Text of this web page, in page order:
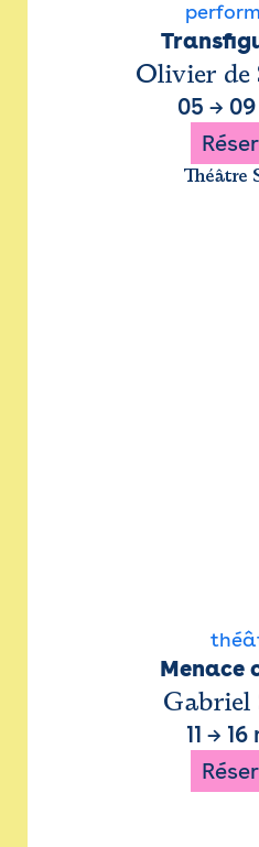
Olivier de
05 →
Théâtre
Menace
11 → 16